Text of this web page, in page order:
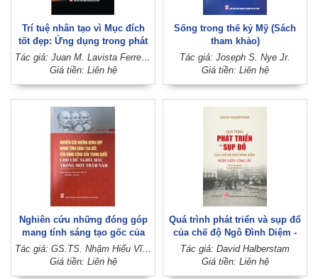
Trí tuệ nhân tạo vì Mục đích
tốt đẹp: Ứng dụng trong phát
triển bền vững, hoạt động
nhân đạo và y tế
Tác giả: Juan M. Lavista Ferres - William B. Weeks (Đồng chủ biên)
Giá tiền: Liên hệ
Sống trong thế kỷ Mỹ (Sách
tham khảo)
Tác giả: Joseph S. Nye Jr.
Giá tiền: Liên hệ
Nghiên cứu những đóng góp
mang tính sáng tạo gốc của
Đảng Cộng sản Trung Quốc
cho chủ nghĩa Mác trong một
Tác giả: GS.TS. Nhậm Hiểu Vĩ; Dịch giả: Diêm Kiệt Hoa, Vương Thục Hội, Quốc Tri Phi, Trương Mậu Du, Âu Việt Hưng
Giá tiền: Liên hệ
Quá trình phát triển và sụp đổ
của chế độ Ngô Đình Diệm -
Ngập giữa vũng lầy
Tác giả: David Halberstam
Giá tiền: Liên hệ